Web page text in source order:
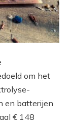
om het
en batterijen
€ 148